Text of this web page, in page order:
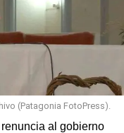
(Patagonia FotoPress).
al gobierno